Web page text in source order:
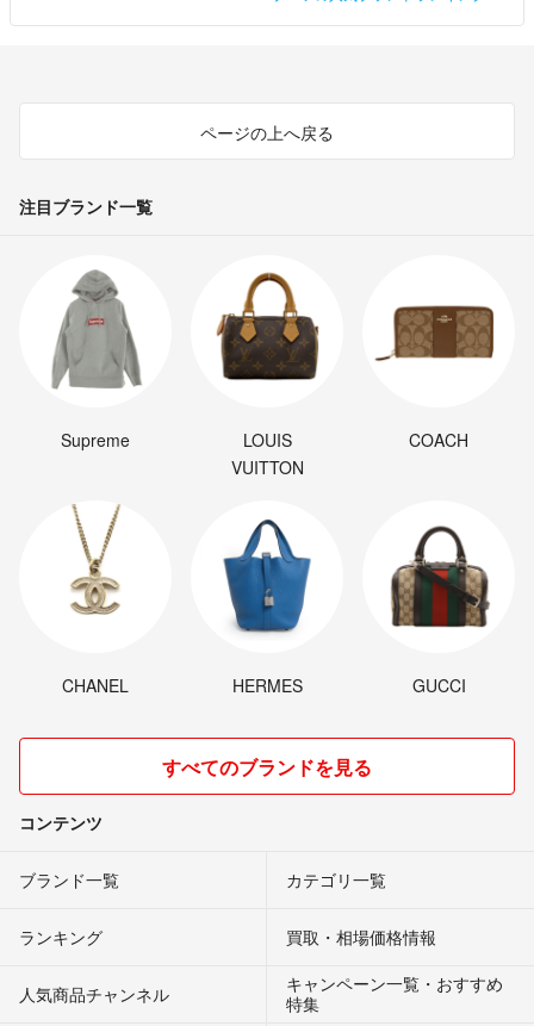
ページの上へ戻る
注目ブランド一覧
Supreme
LOUIS
VUITTON
COACH
CHANEL HERMES GUCCI
すべてのブランドを見る
コンテンツ
ブランド一覧 カテゴリ一覧
ランキング 買取・相場価格情報
人気商品チャンネル
キャンペーン一覧・おすすめ
特集